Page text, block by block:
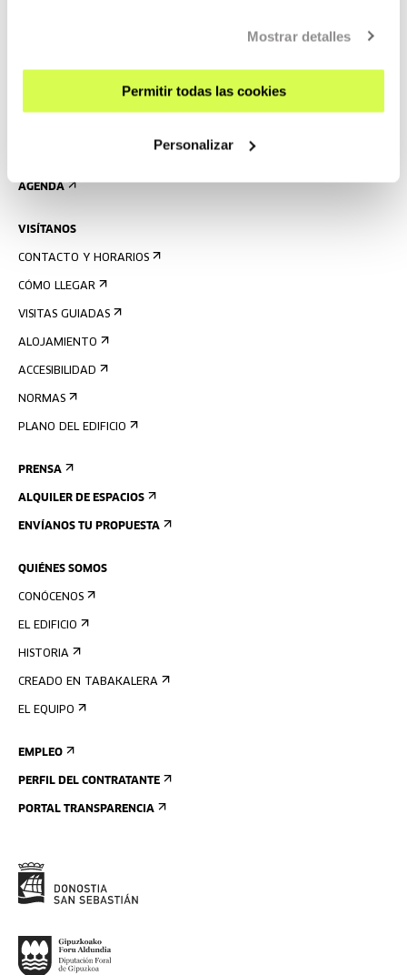
Mostrar detalles
Permitir todas las cookies
Personalizar
AGENDA
VISÍTANOS
CONTACTO Y HORARIOS
CÓMO LLEGAR
VISITAS GUIADAS
ALOJAMIENTO
ACCESIBILIDAD
NORMAS
PLANO DEL EDIFICIO
PRENSA
ALQUILER DE ESPACIOS
ENVÍANOS TU PROPUESTA
QUIÉNES SOMOS
CONÓCENOS
EL EDIFICIO
HISTORIA
CREADO EN TABAKALERA
EL EQUIPO
EMPLEO
PERFIL DEL CONTRATANTE
PORTAL TRANSPARENCIA